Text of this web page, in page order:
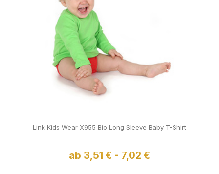
Link Kids Wear X955 Bio Long Sleeve Baby T-Shirt
ab 3,51 € - 7,02 €